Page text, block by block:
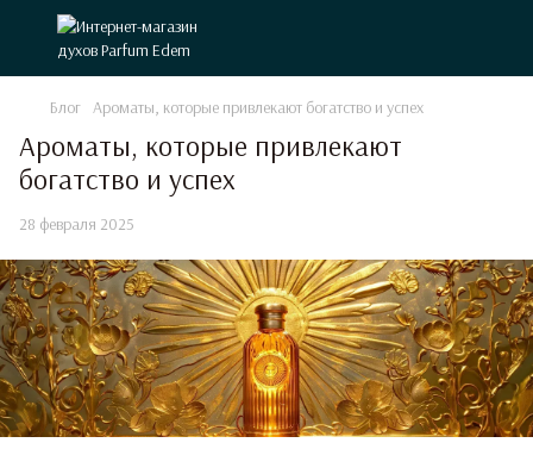
Блог Ароматы, которые привлекают богатство и успех
Ароматы, которые привлекают
богатство и успех
28 февраля 2025